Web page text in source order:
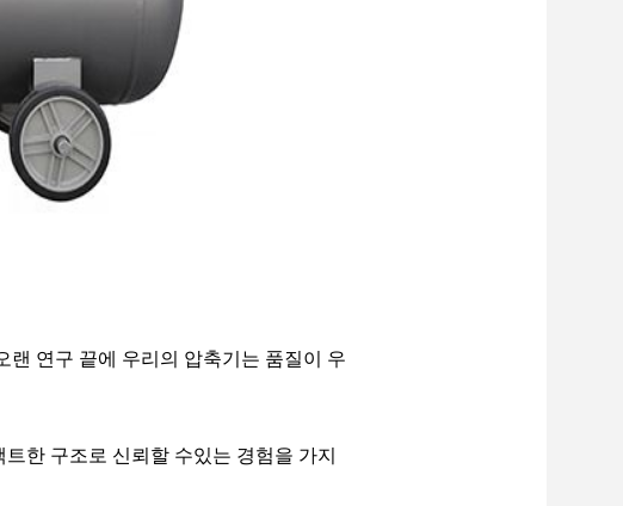
연구 끝에 우리의 압축기는 품질이 우
한 구조로 신뢰할 수있는 경험을 가지